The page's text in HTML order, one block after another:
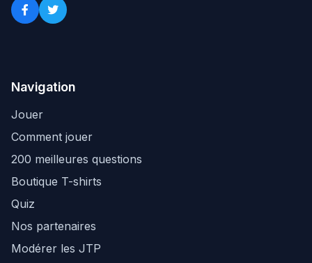
Navigation
Jouer
Comment jouer
200 meilleures questions
Boutique T-shirts
Quiz
Nos partenaires
Modérer les JTP